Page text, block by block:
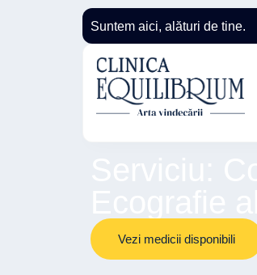
Suntem aici, alături de tine.
Vezi medicii disponibili